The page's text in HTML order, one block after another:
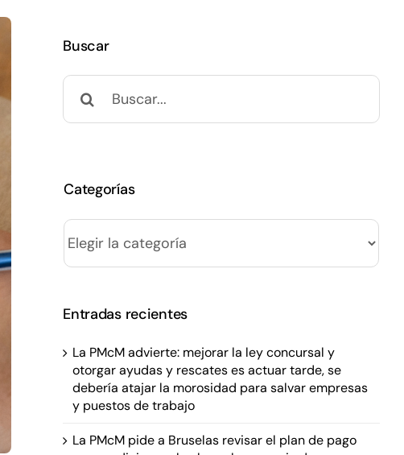
Buscar
Buscar:
Categorías
Categorías
Entradas recientes
La PMcM advierte: mejorar la ley concursal y
otorgar ayudas y rescates es actuar tarde, se
debería atajar la morosidad para salvar empresas
y puestos de trabajo
La PMcM pide a Bruselas revisar el plan de pago